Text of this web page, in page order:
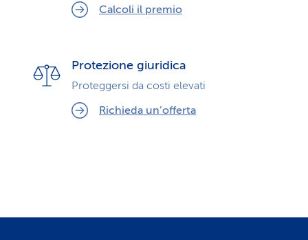
Calcoli il premio
Protezione giuridica
Proteggersi da costi elevati
Richieda un’offerta